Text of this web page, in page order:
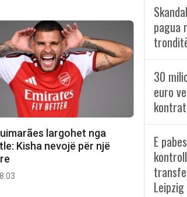
largohet nga
Kisha nevojë për një
pagua
30
euro
E
Leipzig